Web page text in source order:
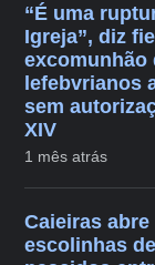
“É uma
Igreja”, diz
excomunhão
lefebvrianos
sem
XIV
1 mês atrás
Caieiras
escolinhas